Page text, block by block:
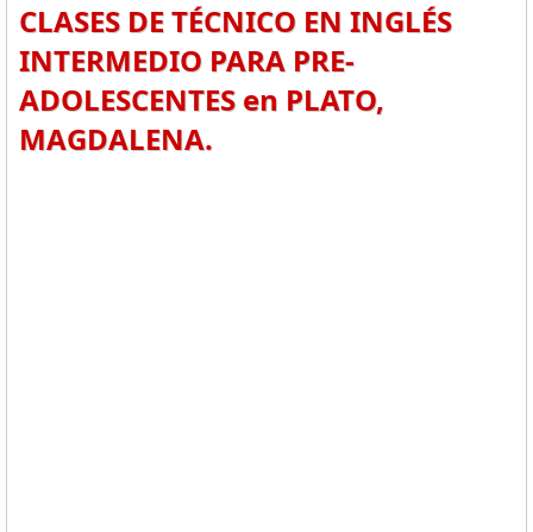
CLASES DE TÉCNICO EN INGLÉS
INTERMEDIO PARA PRE-
ADOLESCENTES en PLATO,
MAGDALENA.